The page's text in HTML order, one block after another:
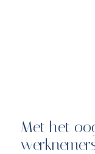
Met het